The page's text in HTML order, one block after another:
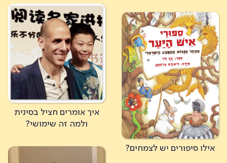
איך אומרים חציל בסינית
ולמה זה שימושי?
אילו סיפורים יש לצמחים?